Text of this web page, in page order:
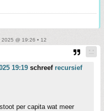
@ 19:26 • 12
19:19 schreef recursief
per capita wat meer